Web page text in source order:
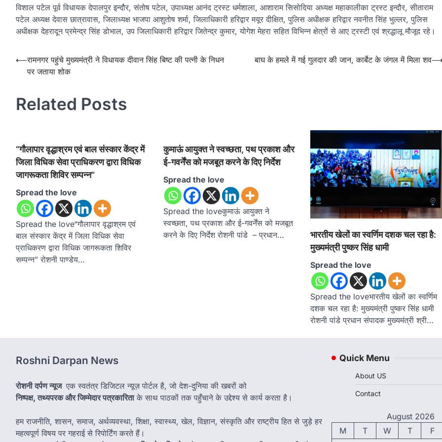
विशाल पटेल पूर्व विधायक देपालपुर इन्दौर, संतोष पटेल, उपाध्यक्ष आनंद ट्रस्ट धर्मशाला, आशाराम सिसोदिया अध्यक्ष महाकालीका ट्रस्ट इन्दौर, सीताराम
पटेल अध्यक्ष देवास छात्रावास, जिलाध्यक्ष भाजपा आशुतोष शर्मा, जिलाधिकारी हरिद्वार मयूर दीक्षित, पुलिस अधीक्षक हरिद्वार नवनीत सिंह भुल्लर, पुलिस
अधीक्षक देहरादून प्रमेन्द्र सिंह डोभाल, उप जिलाधिकारी हरिद्वार जितेन्द्र कुमार, योगेश मेहरा सहित विभिन्न क्षेत्रों से आए ट्रस्टी एवं श्रद्धालू मौजूद रहे।
Post
navigation
⟵रामनगर पहुंचे मुख्यमंत्री ने विधायक दीवान सिंह बिष्ट की पत्नी के निधन
पर जताया शोक
बाघ के हमले में गई गुलदार की जान, कार्बेट के जंगल में मिला शव
Related Posts
“गौलापार वृद्धाश्रम एवं बाल संस्कार केंद्र में
जिला विधिक सेवा प्राधिकरण द्वारा विधिक
जागरूकता शिविर सम्पन्न”
Spread the love
Spread the love“गौलापार वृद्धाश्रम एवं
बाल संस्कार केंद्र में जिला विधिक सेवा
प्राधिकरण द्वारा विधिक जागरूकता शिविर
सम्पन्न” रोशनी पाण्डेय…
कुमाऊं आयुक्त ने स्वच्छता, पथ प्रकाश और
ई-गवर्नेंस को मजबूत करने के दिए निर्देश
Spread the love
Spread the loveकुमाऊं आयुक्त ने
स्वच्छता, पथ प्रकाश और ई-गवर्नेंस को मजबूत
करने के दिए निर्देश रोशनी पांडे – प्रधान…
भारतीय खेलों का स्वर्णिम दशक चल रहा है:
मुख्यमंत्री पुष्कर सिंह धामी
Spread the love
Spread the loveभारतीय खेलों का स्वर्णिम
दशक चल रहा है: मुख्यमंत्री पुष्कर सिंह धामी
रोशनी पांडे प्रधान संपादक मुख्यमंत्री श्री…
Roshni Darpan News
रोशनी दर्पण न्यूज एक स्वतंत्र डिजिटल न्यूज़ पोर्टल है, जो देश-दुनिया की खबरों को
निष्पक्ष, तथ्यपरक और जिम्मेदार पत्रकारिताके साथ पाठकों तक पहुँचाने के उद्देश्य से कार्य करता है।
हम राजनीति, शासन, समाज, अर्थव्यवस्था, शिक्षा, स्वास्थ्य, खेल, विज्ञान, संस्कृति और राष्ट्रीय हित से जुड़े हर
महत्वपूर्ण विषय पर गहराई से रिपोर्टिंग करते हैं।
Quick Menu
About US
Contact
August 2026
M
T W T F